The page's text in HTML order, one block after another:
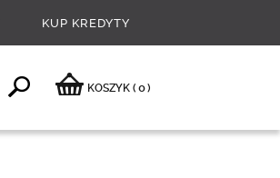
KUP KREDYTY
KOSZYK ( 0)